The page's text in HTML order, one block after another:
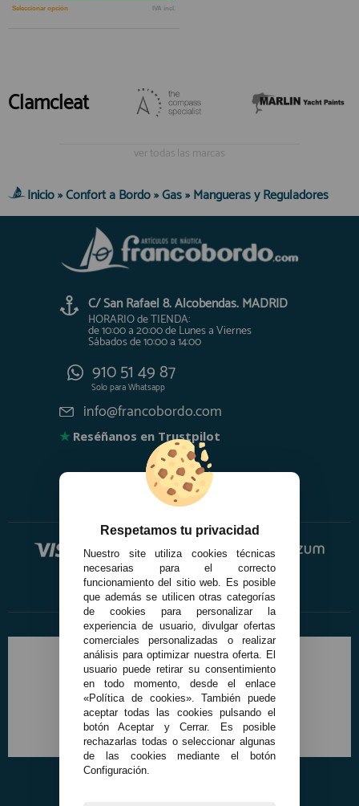
Seleccionar opción IVA incl.
Clamcleat
ver todas las marcas
Inicio»Confort a Bordo»Gas»Mangueras y Reguladores
C/ San Rafael 8. Alcobendas. MADRID
HORARIO de TIENDA:
de 10:00 a 20:00 de Lunes a Viernes
Sábados de 10:00 a 14:00
910 51 49 87
Solo paraWhatsapp
info@francobordo.com
★ Reséñanos en Trustpilot
Respetamos tu privacidad
Nuestro site utiliza cookies técnicas
necesarias para el correcto
funcionamiento del sitio web. Es posible
que además se utilicen otras categorías
de cookies para personalizar la
experiencia de usuario, divulgar ofertas
comerciales personalizadas o realizar
análisis para optimizar nuestra oferta. El
usuario puede retirar su consentimiento
en todo momento, desde el enlace
«Política de cookies». También puede
aceptar todas las cookies pulsando el
botón Aceptar y Cerrar. Es posible
rechazarlas todas o seleccionar algunas
de las cookies mediante el botón
Configuración.